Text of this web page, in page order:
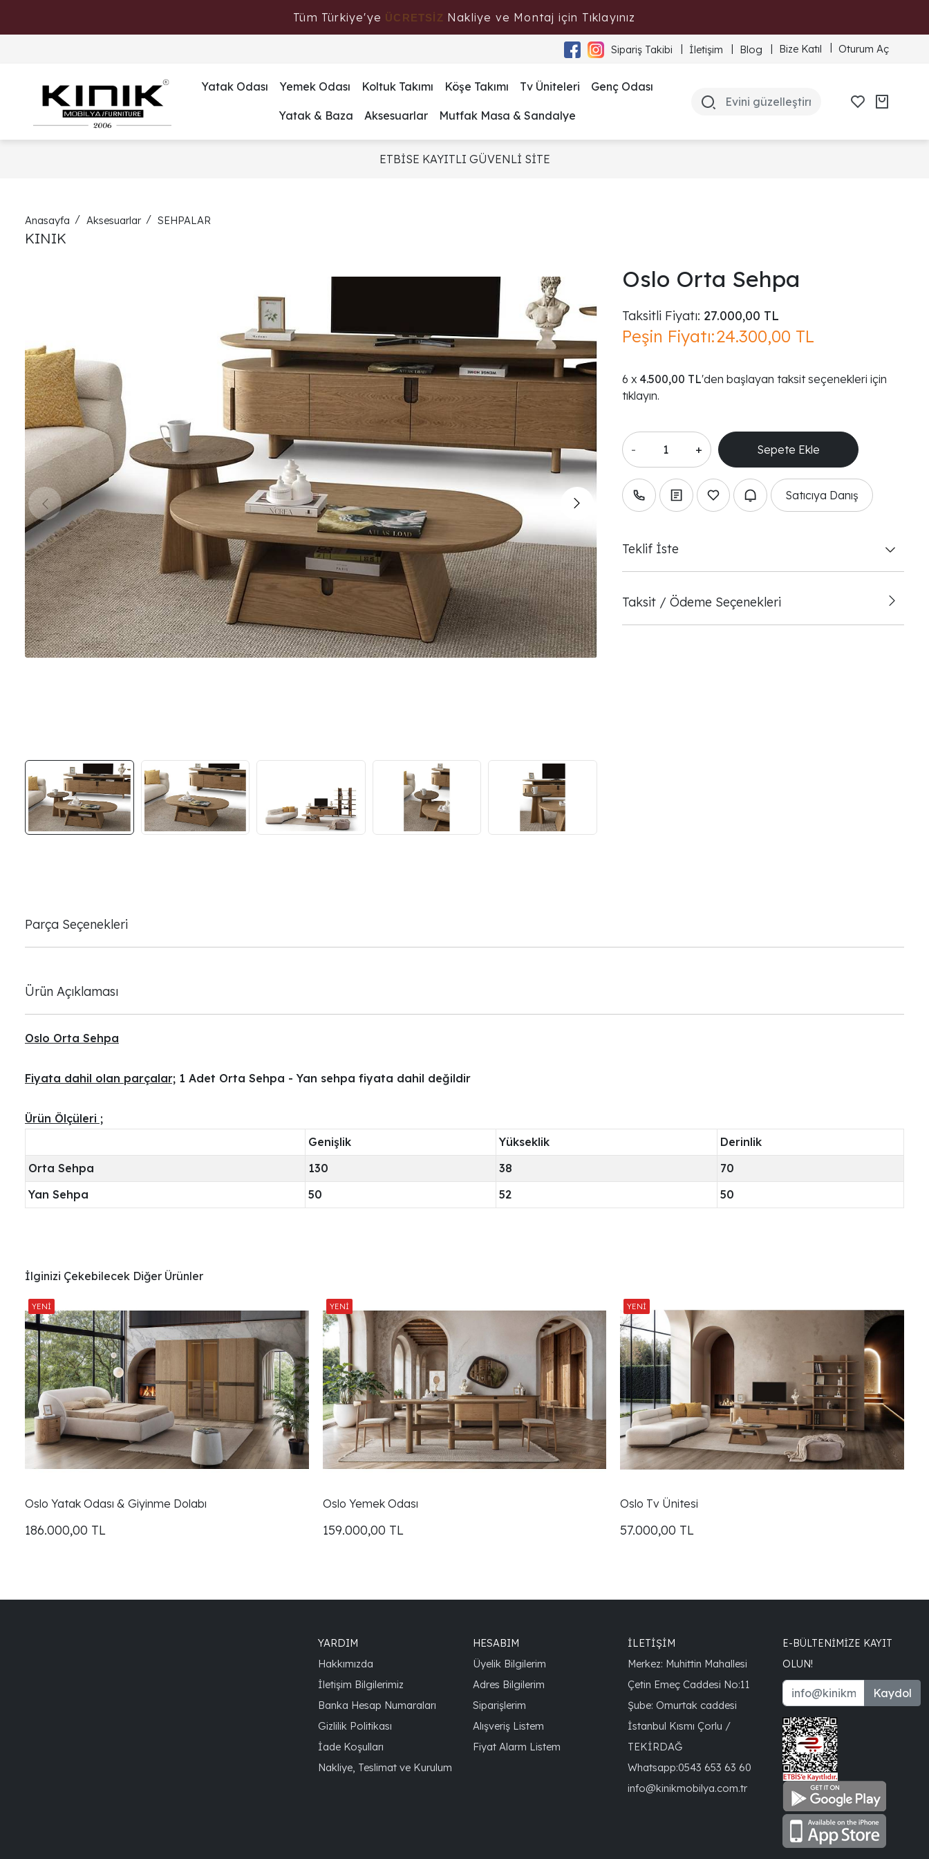
Tüm Türkiye'ye ÜCRETSİZ Nakliye ve Montaj için Tıklayınız
Sipariş Takibi İletişim Blog Bize Katıl Oturum Aç
Yatak Odası Yemek Odası Koltuk Takımı Köşe Takımı Tv Üniteleri Genç Odası
Yatak & Baza Aksesuarlar Mutfak Masa & Sandalye
ETBİSE KAYITLI GÜVENLİ SİTE
Anasayfa Aksesuarlar SEHPALAR
KINIK
Oslo Orta Sehpa
Taksitli Fiyatı: 27.000,00 TL
Peşin Fiyatı:24.300,00 TL
4.500,00 TL'den başlayan taksit seçenekleri için
tıklayın.
- +
Satıcıya Danış
Teklif İste
Taksit / Ödeme Seçenekleri
Parça Seçenekleri
Ürün Açıklaması
Oslo Orta Sehpa
Fiyata dahil olan parçalar; 1 Adet Orta Sehpa - Yan sehpa fiyata dahil değildir
Ürün Ölçüleri ;
Genişlik
Yükseklik
Derinlik
Orta Sehpa
130 38
70
Yan Sehpa
50 52 50
İlginizi Çekebilecek Diğer Ürünler
Oslo Yatak Odası & Giyinme Dolabı
186.000,00 TL
Oslo Yemek Odası
159.000,00 TL
Oslo Tv Ünitesi
57.000,00 TL
YARDIM
Hakkımızda
İletişim Bilgilerimiz
Banka Hesap Numaraları
Gizlilik Politikası
İade Koşulları
Nakliye, Teslimat ve Kurulum
HESABIM
Üyelik Bilgilerim
Adres Bilgilerim
Siparişlerim
Alışveriş Listem
Fiyat Alarm Listem
İLETİŞİM
Merkez: Muhittin Mahallesi
Çetin Emeç Caddesi No:11
Şube: Omurtak caddesi
İstanbul Kısmı Çorlu /
TEKİRDAĞ
Whatsapp:0543 653 63 60
info@kinikmobilya.com.tr
E-BÜLTENIMIZE KAYIT
OLUN!
Kaydol